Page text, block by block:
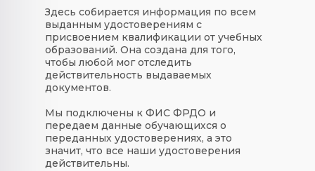
Здесь собирается информация по всем
выданным удостоверениям с
присвоением квалификации от учебных
образований. Она создана для того,
чтобы любой мог отследить
действительность выдаваемых
документов.
Мы подключены к ФИС ФРДО и
передаем данные обучающихся о
переданных удостоверениях, а это
значит, что все наши удостоверения
действительны.